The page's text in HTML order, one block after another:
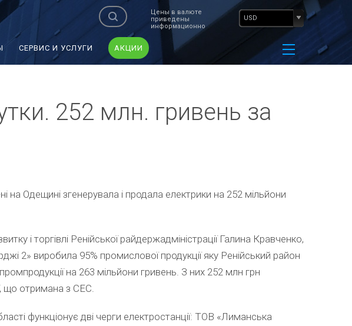
Цены в валюте
приведены
информационно
USD
СЕРВИС И УСЛУГИ АКЦИИ
252 млн. гривень за
на Одещині згенерувала і продала електрики на 252 мільйони
і торгівлі Ренійської райдержадміністрації Галина Кравченко,
2» виробила 95% промислової продукції яку Ренійський район
на 263 мільйони гривень. З них 252 млн грн
що отримана з СЕС.
функціонує дві черги електростанції: ТОВ «Лиманська